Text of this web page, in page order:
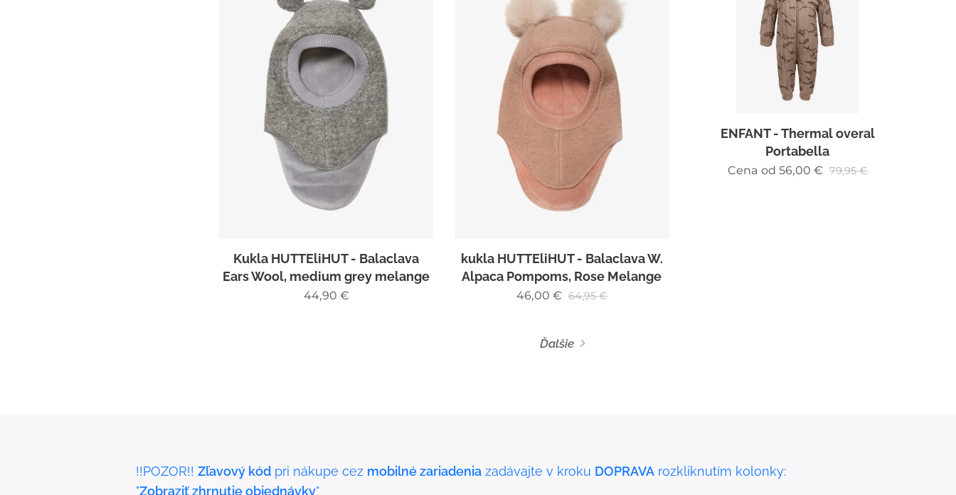
Kukla HUTTEliHUT - Balaclava
Ears Wool, medium grey melange
44,90 €
kukla HUTTEliHUT - Balaclava W.
Alpaca Pompoms, Rose Melange
46,00 € 64,95€
ENFANT - Thermal overal
Portabella
Cena od 56,00 € 79,95€
Ďalšie
!!POZOR!! Zľavový kódpri nákupe cez mobilné zariadeniazadávajte v kroku DOPRAVArozkliknutím kolonky:
"Zobraziť zhrnutie objednávky"